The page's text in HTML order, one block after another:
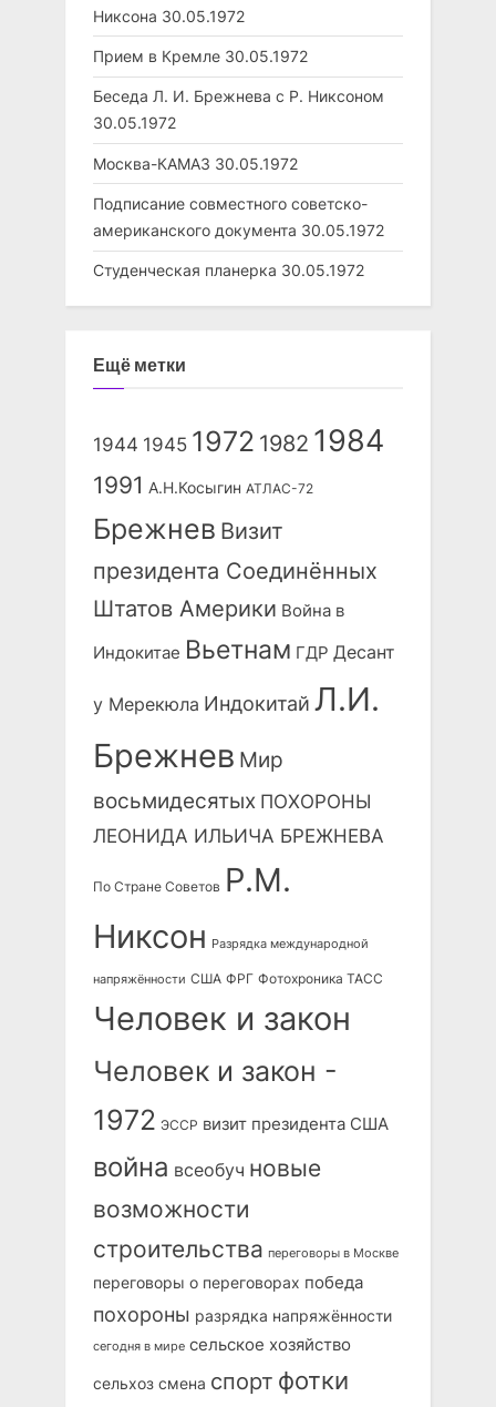
Никсона 30.05.1972
Прием в Кремле 30.05.1972
Беседа Л. И. Брежнева с Р. Никсоном
30.05.1972
Москва-КАМАЗ 30.05.1972
Подписание совместного советско-
американского документа 30.05.1972
Студенческая планерка 30.05.1972
Ещё метки
1944 1945 1972 1982 1984
1991 А.Н.Косыгин АТЛАС-72
Брежнев Визит
президента Соединённых
Штатов Америки Война в
Индокитае Вьетнам ГДР Десант
у Мерекюла Индокитай Л.И.
Брежнев Мир
восьмидесятых ПОХОРОНЫ
ЛЕОНИДА ИЛЬИЧА БРЕЖНЕВА
По Стране Советов Р.М.
Никсон
Разрядка международной
напряжённости США ФРГ Фотохроника ТАСС
Человек и закон
Человек и закон -
1972 ЭССР визит президента США
война всеобуч новые
возможности
строительства переговоры в Москве
переговоры о переговорах победа
похороны разрядка напряжённости
сегодня в мире сельское хозяйство
сельхоз смена спорт фотки